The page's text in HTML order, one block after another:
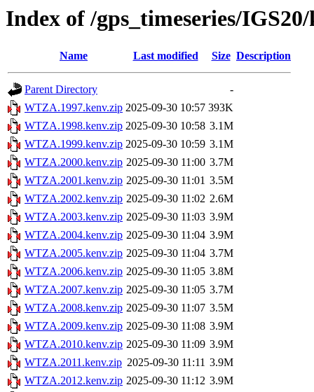
Index of /gps_timeseries/
Name Last modified Size Description
Parent Directory
-
WTZA.1997.kenv.zip 2025-09-30 10:57 393K
WTZA.1998.kenv.zip 2025-09-30 10:58 3.1M
WTZA.1999.kenv.zip 2025-09-30 10:59 3.1M
WTZA.2000.kenv.zip 2025-09-30 11:00 3.7M
WTZA.2001.kenv.zip 2025-09-30 11:01 3.5M
WTZA.2002.kenv.zip 2025-09-30 11:02 2.6M
WTZA.2003.kenv.zip 2025-09-30 11:03 3.9M
WTZA.2004.kenv.zip 2025-09-30 11:04 3.9M
WTZA.2005.kenv.zip 2025-09-30 11:04 3.7M
WTZA.2006.kenv.zip 2025-09-30 11:05 3.8M
WTZA.2007.kenv.zip 2025-09-30 11:05 3.7M
WTZA.2008.kenv.zip 2025-09-30 11:07 3.5M
WTZA.2009.kenv.zip 2025-09-30 11:08 3.9M
WTZA.2010.kenv.zip 2025-09-30 11:09 3.9M
WTZA.2011.kenv.zip 2025-09-30 11:11 3.9M
WTZA.2012.kenv.zip 2025-09-30 11:12 3.9M